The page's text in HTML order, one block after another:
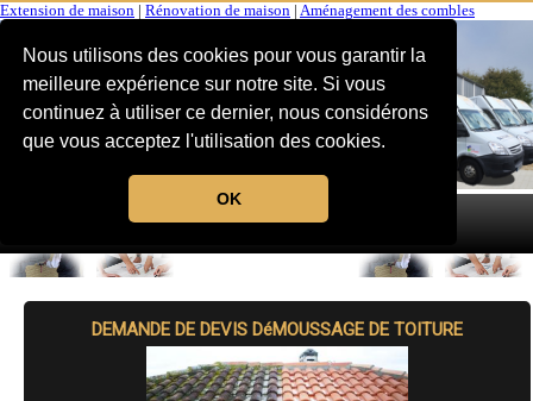
Nous utilisons des cookies pour vous garantir la
meilleure expérience sur notre site. Si vous
continuez à utiliser ce dernier, nous considérons
que vous acceptez l'utilisation des cookies.
OK
Extension de maison Rénovation de maison Aménagement des combles
MENU
DEMANDE DE DEVIS DéMOUSSAGE DE TOITURE